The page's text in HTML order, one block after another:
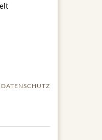
DATENSCHUTZ